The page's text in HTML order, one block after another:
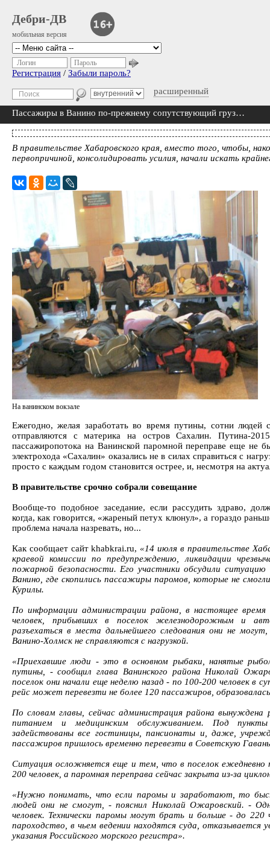
Дебри-ДВ
мобильная версия
расширенный
Логин Пароль
Регистрация / Забыли пароль?
Пассажиры в Ванино по-прежнему сопутствующий груз…
В правительстве Хабаровского края, вместо того, чтобы,
первопричиной, консолидировать усилия, начали искать
На ванинском вокзале
Ежегодно, желая заработать во время путины, сотни
отправляются с материка на остров Сахалин. Путина-
пассажиропотока на Ванинской паромной переправе еще не
электрохода «Сахалин» оказались не в силах справиться с
просто с каждым годом становится острее, и, несмотря на
В правительстве срочно собрали совещание
Вообще-то подобное заседание, если рассудить здраво,
когда, как говорится, «жареный петух клюнул», а гораздо
проблема начала назревать, но...
Как сообщает сайт khabkrai.ru,«14 июля в правительстве
краевой комиссии по предупреждению, ликвидации
пожарной безопасности. Его участники обсудили ситуацию
Ванино, где скопились пассажиры паромов, которые не
Курилы.
По информации администрации района, в настоящее время
человек, прибывших в поселок железнодорожным и
разъехаться в места дальнейшего следования они не
Ванино-Холмск не справляются с нагрузкой.
«Приехавшие люди - это в основном рыбаки, нанятые
путины, - сообщил глава Ванинского района Николай
поселок они начали еще неделю назад - по 100-200 человек в
рейс может перевезти не более 120 пассажиров,
По словам главы, сейчас администрация района вынуждена
питанием и медицинским обслуживанием. Под
задействованы все гостиницы, пансионаты и, даже,
пассажиров пришлось временно перевезти в Советскую
Ситуация осложняется еще и тем, что в поселок
200 человек, а паромная переправа сейчас закрыта из-за
«Нужно понимать, что если паромы и заработают, то
людей они не смогут, - пояснил Николай Ожаровский. -
человек. Технически паромы могут брать и больше - до 220
пароходство, в чьем ведении находятся суда, отказывается
указания Российского морского регистра».